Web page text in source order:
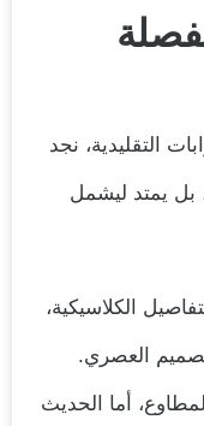
التقليدية، نجد
بل يمتد ليشمل
الكلاسيكية،
العصري.
أما الحديث